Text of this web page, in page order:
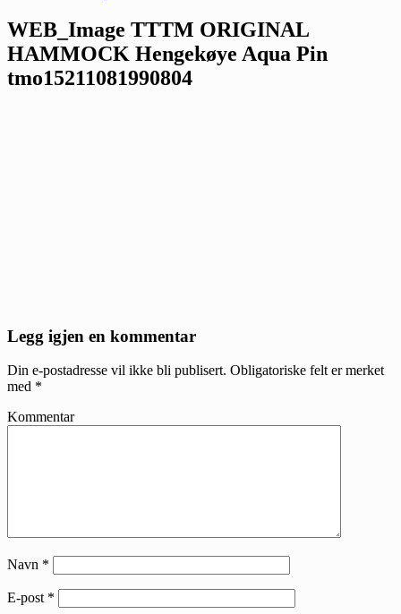
WEB_Image TTTM ORIGINAL
HAMMOCK Hengekøye Aqua Pin
tmo15211081990804
Reader
Legg igjen en kommentar
Din e-postadresse vil ikke bli publisert. Obligatoriske felt er merket
med *
Kommentar
Navn *
E-post *